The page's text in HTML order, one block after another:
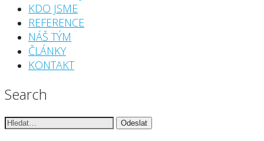
KDO JSME
REFERENCE
NÁŠ TÝM
ČLÁNKY
KONTAKT
Search
Vyhledávání: